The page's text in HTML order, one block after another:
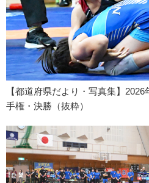
【都道府県だより・写真集】
手権・決勝（抜粋）